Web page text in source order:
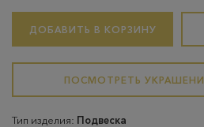
ДОБАВИТЬ В КОРЗИНУ
ПОСМОТРЕТЬ
Тип изделия: Подвеска